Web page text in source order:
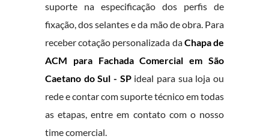
suporte na especificação dos perfis de
fixação, dos selantes e da mão de obra. Para
receber cotação personalizada daChapa de
ACM para Fachada Comercial em São
Caetano do Sul - SPideal para sua loja ou
rede e contar com suporte técnico em todas
as etapas, entre em contato com o nosso
time comercial.